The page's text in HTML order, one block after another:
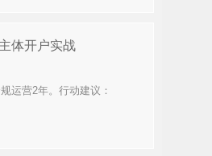
体开户实战
运营2年。行动建议：